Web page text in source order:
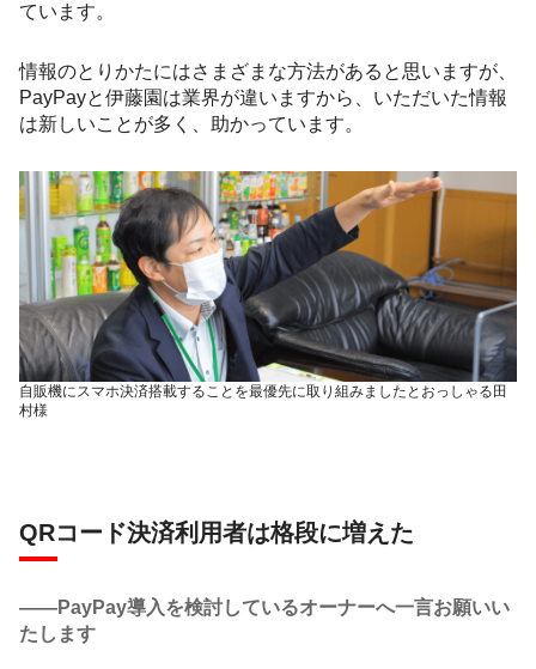
ています。
情報のとりかたにはさまざまな方法があると思いますが、
PayPayと伊藤園は業界が違いますから、いただいた情報
は新しいことが多く、助かっています。
自販機にスマホ決済搭載することを最優先に取り組みましたとおっしゃる田
村様
QRコード決済利用者は格段に増えた
――PayPay導入を検討しているオーナーへ一言お願いい
たします